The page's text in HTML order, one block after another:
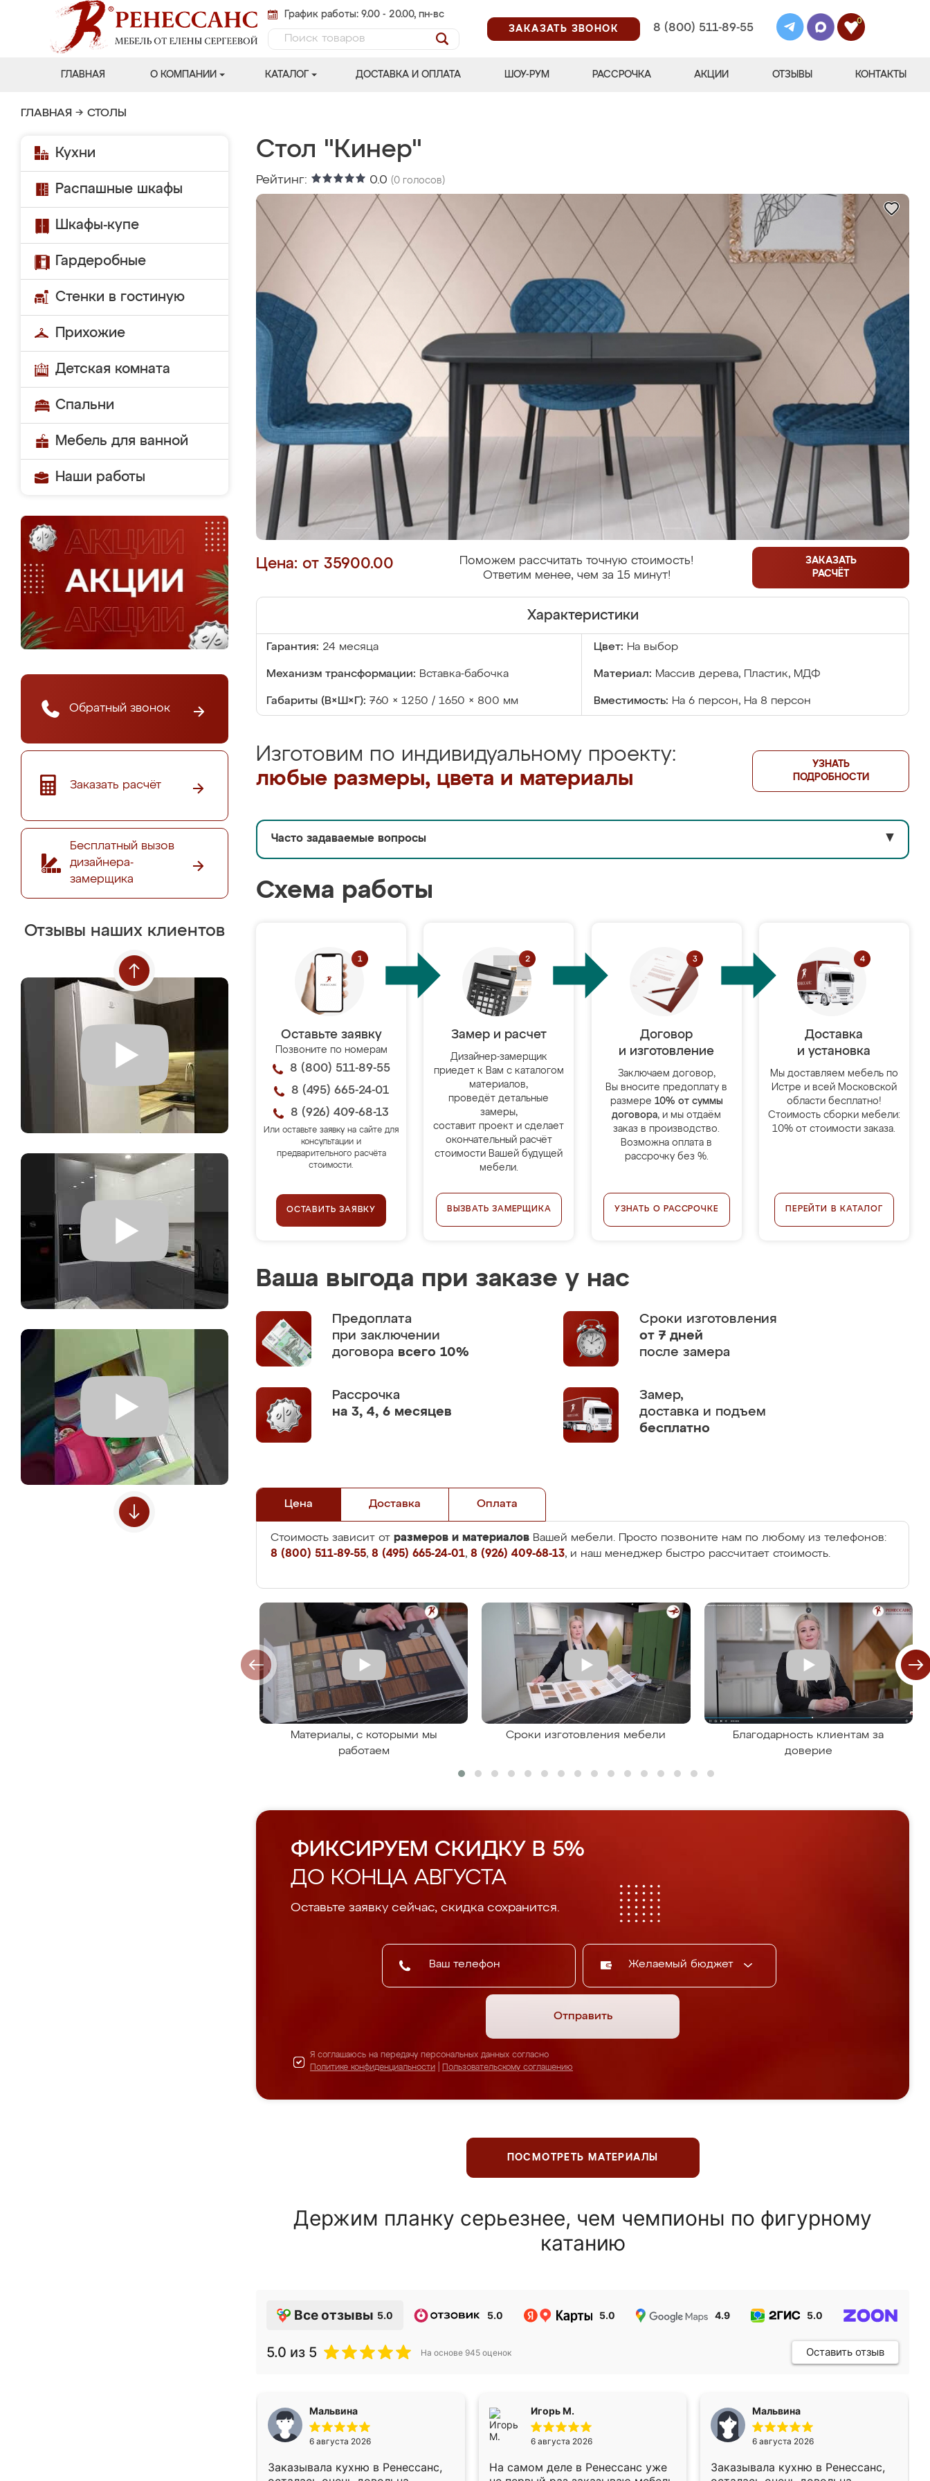
График работы: 9.00 - 20.00, пн-вс
ЗАКАЗАТЬ ЗВОНОК
8 (800) 511-89-55
0
ГЛАВНАЯ О КОМПАНИИ КАТАЛОГ ДОСТАВКА И ОПЛАТА ШОУ-РУМ РАССРОЧКА АКЦИИ ОТЗЫВЫ КОНТАКТЫ
ГЛАВНАЯ → СТОЛЫ
Кухни
Распашные шкафы
Шкафы-купе
Гардеробные
Стенки в гостиную
Прихожие
Детская комната
Спальни
Мебель для ванной
Наши работы
Обратный звонок
Заказать расчёт
Бесплатный вызов
дизайнера-
замерщика
Отзывы наших клиентов
Стол "Кинер"
Рейтинг: 0.0 (0 голосов)
Цена: от 35900.00
Поможем рассчитать точную стоимость!
Ответим менее, чем за 15 минут!
ЗАКАЗАТЬ
РАСЧЁТ
Характеристики
Гарантия: 24 месяца Цвет: На выбор
Механизм трансформации: Вставка-бабочка Материал: Массив дерева, Пластик, МДФ
Габариты (В×Ш×Г): 760 × 1250 / 1650 × 800 мм Вместимость: На 6 персон, На 8 персон
Изготовим по индивидуальному проекту:
любые размеры, цвета и материалы
УЗНАТЬ
ПОДРОБНОСТИ
Часто задаваемые вопросы ▼
Схема работы
Оставьте заявку
Позвоните по номерам
8 (800) 511-89-55
8 (495) 665-24-01
8 (926) 409-68-13
Или оставьте заявку на сайте для
консультации и
предварительного расчёта
стоимости.
ОСТАВИТЬ ЗАЯВКУ
Замер и расчет
Дизайнер-замерщик
приедет к Вам с каталогом
материалов,
проведёт детальные
замеры,
составит проект и сделает
окончательный расчёт
стоимости Вашей будущей
мебели.
ВЫЗВАТЬ ЗАМЕРЩИКА
Договор
и изготовление
Заключаем договор,
Вы вносите предоплату в
размере 10% от суммы
договора, и мы отдаём
заказ в производство.
Возможна оплата в
рассрочку без %.
УЗНАТЬ О РАССРОЧКЕ
Доставка
и установка
Мы доставляем мебель по
Истре и всей Московской
области бесплатно!
Стоимость сборки мебели:
10% от стоимости заказа.
ПЕРЕЙТИ В КАТАЛОГ
Ваша выгода при заказе у нас
Предоплата
при заключении
договора всего 10%
Сроки изготовления
от 7 дней
после замера
Рассрочка
на 3, 4, 6 месяцев
Замер,
доставка и подъем
бесплатно
Цена Доставка Оплата
Стоимость зависит от размеров и материалов Вашей мебели. Просто позвоните нам по любому из телефонов:
8 (800) 511-89-55, 8 (495) 665-24-01, 8 (926) 409-68-13, и наш менеджер быстро рассчитает стоимость.
Материалы, с которыми мы
работаем
Сроки изготовления мебели
Благодарность клиентам за
доверие
ФИКСИРУЕМ СКИДКУ В 5%
ДО КОНЦА АВГУСТА
Оставьте заявку сейчас, скидка сохранится.
Желаемый бюджет
Отправить
Я соглашаюсь на передачу персональных данных согласно
Политике конфиденциальности
Пользовательскому соглашению
ПОСМОТРЕТЬ МАТЕРИАЛЫ
Держим планку серьезнее, чем чемпионы по фигурному
катанию
Все отзывы 5.0 5.0 5.0 4.9 5.0
5.0 из 5 На основе 945 оценок Оставить отзыв
Мальвина
6 августа 2026
Заказывала кухню в Ренессанс,
Игорь М.
6 августа 2026
На самом деле в Ренессанс уже
Мальвина
6 августа 2026
Заказывала кухню в Ренессанс,